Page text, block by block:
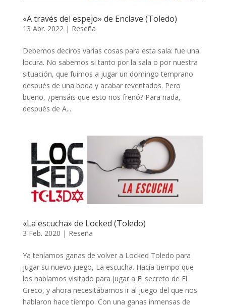
«A través del espejo» de Enclave (Toledo)
13 Abr. 2022 | Reseña
Debemos deciros varias cosas para esta sala: fue una
locura. No sabemos si tanto por la sala o por nuestra
situación, que fuimos a jugar un domingo temprano
después de una boda y acabar reventados. Pero
bueno, ¿pensáis que esto nos frenó? Para nada,
después de A...
«La escucha» de Locked (Toledo)
3 Feb. 2020 | Reseña
Ya teníamos ganas de volver a Locked Toledo para
jugar su nuevo juego, La escucha. Hacía tiempo que
los habíamos visitado para jugar a El secreto de El
Greco, y ahora necesitábamos ir al juego del que nos
hablaron hace tiempo. Con una ganas inmensas de